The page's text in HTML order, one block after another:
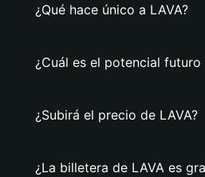
¿Qué hace único a LAVA?
¿Cuál es el potencial futuro
¿Subirá el precio de LAVA?
¿La billetera de LAVA es